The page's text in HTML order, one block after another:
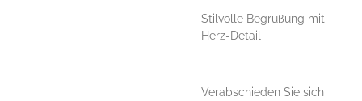
Stilvolle Begrüßung mit
Herz-Detail
Verabschieden Sie sich